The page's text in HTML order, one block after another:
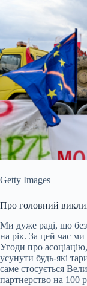
Getty Images
Про головний
Ми дуже раді, що
на рік. За цей час
Угоди про
усунути будь-які
саме стосується
партнерство на 100